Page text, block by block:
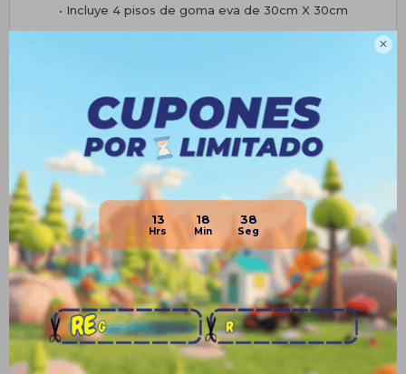

13 18 38
• Incluye 4 pisos de goma eva de 30cm X 30cm
Medios de pago
Productos que te pueden interesar